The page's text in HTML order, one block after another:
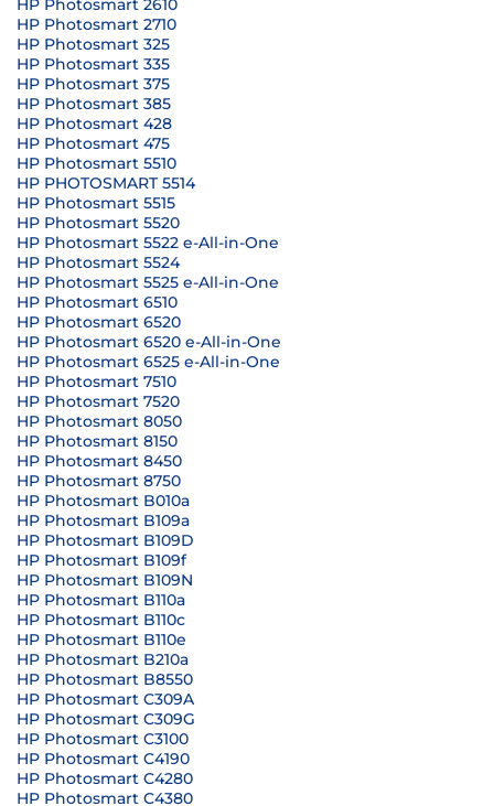
HP Photosmart 2610
HP Photosmart 2710
HP Photosmart 325
HP Photosmart 335
HP Photosmart 375
HP Photosmart 385
HP Photosmart 428
HP Photosmart 475
HP Photosmart 5510
HP PHOTOSMART 5514
HP Photosmart 5515
HP Photosmart 5520
HP Photosmart 5522 e-All-in-One
HP Photosmart 5524
HP Photosmart 5525 e-All-in-One
HP Photosmart 6510
HP Photosmart 6520
HP Photosmart 6520 e-All-in-One
HP Photosmart 6525 e-All-in-One
HP Photosmart 7510
HP Photosmart 7520
HP Photosmart 8050
HP Photosmart 8150
HP Photosmart 8450
HP Photosmart 8750
HP Photosmart B010a
HP Photosmart B109a
HP Photosmart B109D
HP Photosmart B109f
HP Photosmart B109N
HP Photosmart B110a
HP Photosmart B110c
HP Photosmart B110e
HP Photosmart B210a
HP Photosmart B8550
HP Photosmart C309A
HP Photosmart C309G
HP Photosmart C3100
HP Photosmart C4190
HP Photosmart C4280
HP Photosmart C4380